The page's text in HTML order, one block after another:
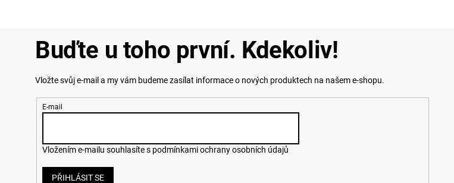
Buďte u toho první. Kdekoliv!
Vložte svůj e-mail a my vám budeme zasílat informace o nových produktech na našem e-shopu.
E-mail
Vložením e-mailu souhlasíte s podmínkami ochrany osobních údajů
PŘIHLÁSIT SE